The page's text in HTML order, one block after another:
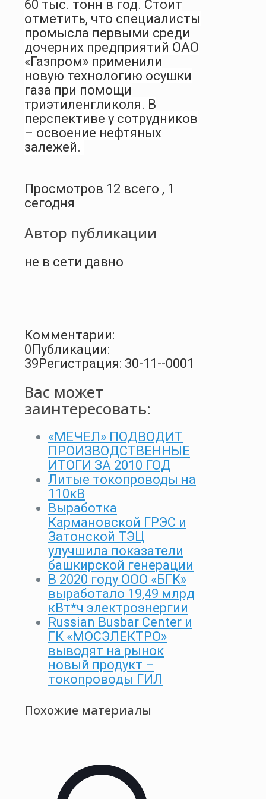
60 тыс. тонн в год. Стоит
отметить, что специалисты
промысла первыми среди
дочерних предприятий ОАО
«Газпром» применили
новую технологию осушки
газа при помощи
триэтиленгликоля. В
перспективе у сотрудников
– освоение нефтяных
залежей.
Просмотров 12 всего , 1
сегодня
Автор публикации
не в сети давно
Комментарии:
0Публикации:
39Регистрация: 30-11--0001
Вас может
заинтересовать:
«МЕЧЕЛ» ПОДВОДИТ
ПРОИЗВОДСТВЕННЫЕ
ИТОГИ ЗА 2010 ГОД
Литые токопроводы на
110кВ
Выработка
Кармановской ГРЭС и
Затонской ТЭЦ
улучшила показатели
башкирской генерации
В 2020 году ООО «БГК»
выработало 19,49 млрд
кВт*ч электроэнергии
Russian Busbar Center и
ГК «МОСЭЛЕКТРО»
выводят на рынок
новый продукт –
токопроводы ГИЛ
Похожие материалы